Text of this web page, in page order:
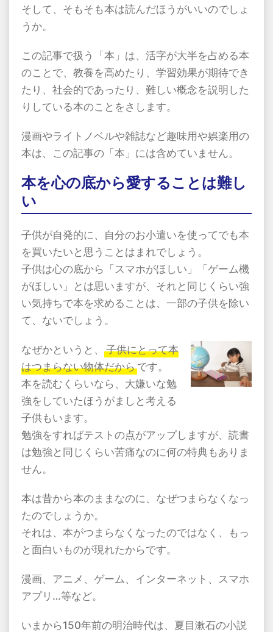
そして、そもそも本は読んだほうがいいのでしょ
うか。
この記事で扱う「本」は、活字が大半を占める本
のことで、教養を高めたり、学習効果が期待でき
たり、社会的であったり、難しい概念を説明した
りしている本のことをさします。
漫画やライトノベルや雑誌など趣味用や娯楽用の
本は、この記事の「本」には含めていません。
本を心の底から愛することは難し
い
子供が自発的に、自分のお小遣いを使ってでも本
を買いたいと思うことはまれでしょう。
子供は心の底から「スマホがほしい」「ゲーム機
がほしい」とは思いますが、それと同じくらい強
い気持ちで本を求めることは、一部の子供を除い
て、ないでしょう。
なぜかというと、
子供にとって本
はつまらない物体だから です。
本を読むくらいなら、大嫌いな勉
強をしていたほうがましと考える
子供もいます。
勉強をすればテストの点がアップしますが、読書
は勉強と同じくらい苦痛なのに何の特典もありま
せん。
本は昔から本のままなのに、なぜつまらなくなっ
たのでしょうか。
それは、本がつまらなくなったのではなく、もっ
と面白いものが現れたからです。
漫画、アニメ、ゲーム、インターネット、スマホ
アプリ…等など。
いまから150年前の明治時代は、夏目漱石の小説